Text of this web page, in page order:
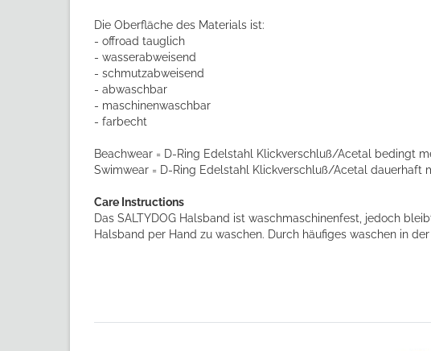
Die Oberfläche des Materials ist:
- offroad tauglich
- wasserabweisend
- schmutzabweisend
- abwaschbar
- maschinenwaschbar
- farbecht
Beachwear = D-Ring Edelstahl Klickverschluß/Acetal bedingt
Swimwear = D-Ring Edelstahl Klickverschluß/Acetal dauerhaft
Care Instructions
Das SALTYDOG Halsband ist waschmaschinenfest, jedoch
Halsband per Hand zu waschen. Durch häufiges waschen in